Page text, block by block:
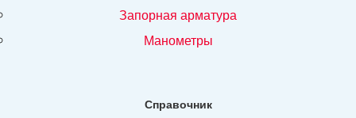
запорная арматура
манометры
Справочник